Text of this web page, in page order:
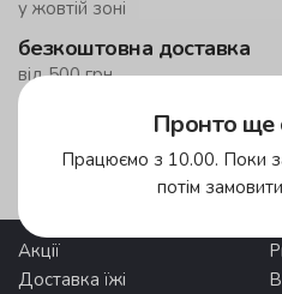
у жовтій зоні
безкоштовна доставка
від 500 грн
Зони
Акції
Доставка їжі
Пронто
Працюємо з 10.00. Поки
потім